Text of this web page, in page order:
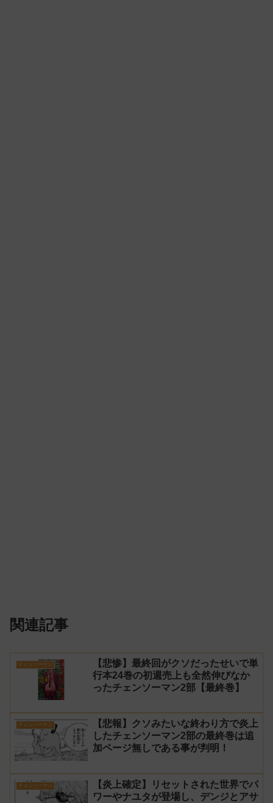
関連記事
チェンソーマン
【悲惨】最終回がクソだったせいで単
行本24巻の初週売上も全然伸びなか
ったチェンソーマン2部【最終巻】
チェンソーマン
【悲報】クソみたいな終わり方で炎上
したチェンソーマン2部の最終巻は追
加ページ無しである事が判明！
チェンソーマン
【炎上確定】リセットされた世界でパ
ワーやナユタが登場し、デンジとアサ